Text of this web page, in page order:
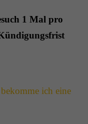
1 Mal pro
ich eine